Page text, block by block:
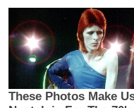
म
ई
-
पे
प